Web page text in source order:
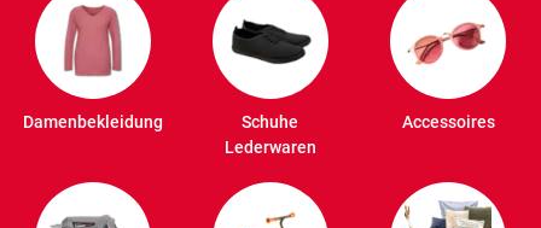
Damenbekleidung
Schuhe
Lederwaren
Accessoires